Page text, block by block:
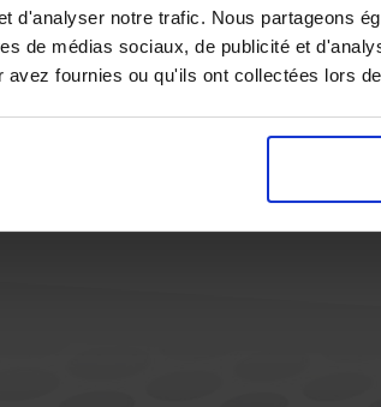
d'analyser notre trafic. Nous partageons
de médias sociaux, de publicité et
avez fournies ou qu'ils ont collectées lors